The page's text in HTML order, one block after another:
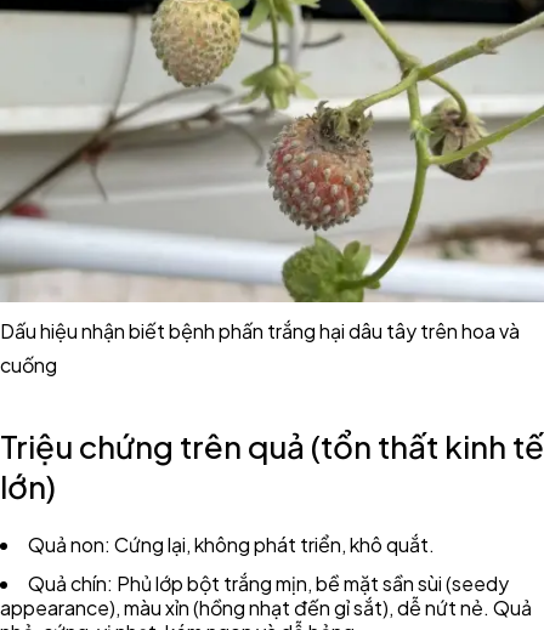
Dấu hiệu nhận biết bệnh phấn trắng hại dâu tây trên hoa và
cuống
Triệu chứng trên quả (tổn thất kinh tế
lớn)
Quả non: Cứng lại, không phát triển, khô quắt.
Quả chín: Phủ lớp bột trắng mịn, bề mặt sần sùi (seedy
appearance), màu xỉn (hồng nhạt đến gỉ sắt), dễ nứt nẻ. Quả